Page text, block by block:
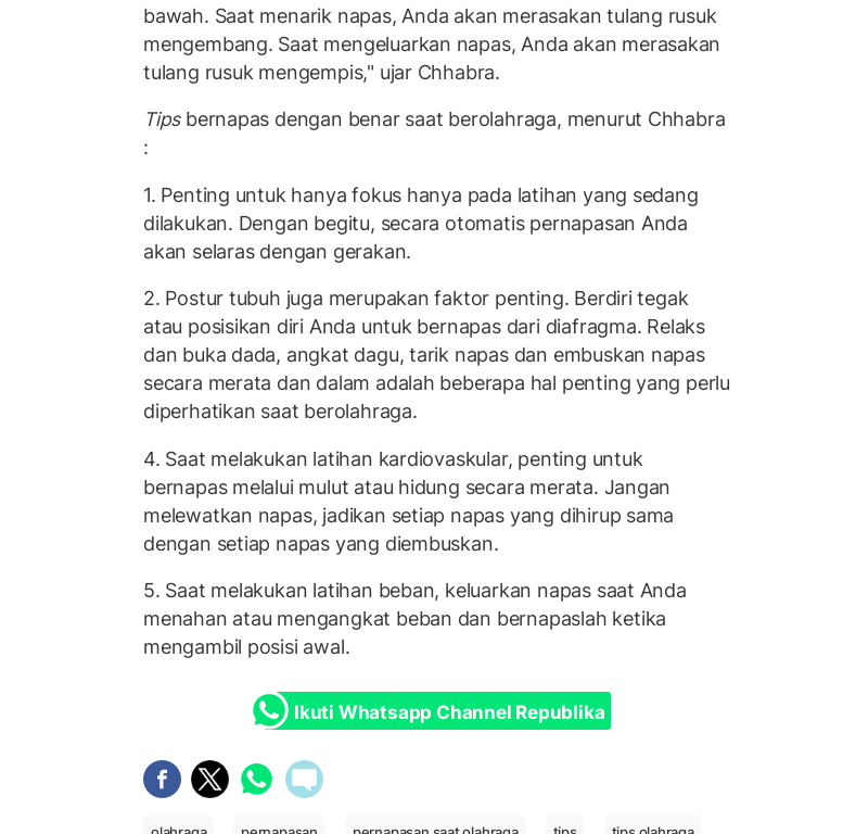
bawah. Saat menarik napas, Anda akan merasakan tulang rusuk
mengembang. Saat mengeluarkan napas, Anda akan merasakan
tulang rusuk mengempis," ujar Chhabra.
Tipsbernapas dengan benar saat berolahraga, menurut Chhabra
:
1. Penting untuk hanya fokus hanya pada latihan yang sedang
dilakukan. Dengan begitu, secara otomatis pernapasan Anda
akan selaras dengan gerakan.
2. Postur tubuh juga merupakan faktor penting. Berdiri tegak
atau posisikan diri Anda untuk bernapas dari diafragma. Relaks
dan buka dada, angkat dagu, tarik napas dan embuskan napas
secara merata dan dalam adalah beberapa hal penting yang perlu
diperhatikan saat berolahraga.
4. Saat melakukan latihan kardiovaskular, penting untuk
bernapas melalui mulut atau hidung secara merata. Jangan
melewatkan napas, jadikan setiap napas yang dihirup sama
dengan setiap napas yang diembuskan.
5. Saat melakukan latihan beban, keluarkan napas saat Anda
menahan atau mengangkat beban dan bernapaslah ketika
mengambil posisi awal.
Ikuti Whatsapp Channel Republika